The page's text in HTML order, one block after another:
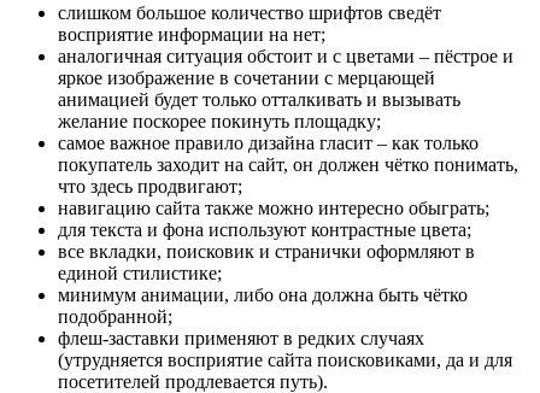
слишком большое количество шрифтов сведёт
восприятие информации на нет;
аналогичная ситуация обстоит и с цветами – пёстрое и
яркое изображение в сочетании с мерцающей
анимацией будет только отталкивать и вызывать
желание поскорее покинуть площадку;
самое важное правило дизайна гласит – как только
покупатель заходит на сайт, он должен чётко понимать,
что здесь продвигают;
навигацию сайта также можно интересно обыграть;
для текста и фона используют контрастные цвета;
все вкладки, поисковик и странички оформляют в
единой стилистике;
минимум анимации, либо она должна быть чётко
подобранной;
флеш-заставки применяют в редких случаях
(утрудняется восприятие сайта поисковиками, да и для
посетителей продлевается путь).